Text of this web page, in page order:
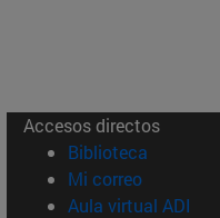
Accesos directos
Biblioteca (abre
Mi correo(abre en
Aula virtual ADI